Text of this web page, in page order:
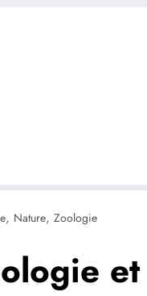
, Nature, Zoologie